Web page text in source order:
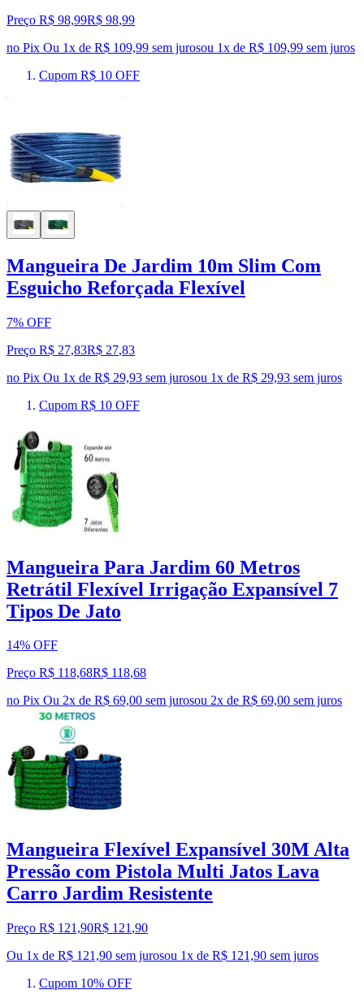
Preço R$ 98,99R$ 98,99
no Pix Ou 1x de R$ 109,99 sem jurosou 1x de R$ 109,99 sem juros
Cupom R$ 10 OFF
Mangueira De Jardim 10m Slim Com
Esguicho Reforçada Flexível
7% OFF
Preço R$ 27,83R$ 27,83
no Pix Ou 1x de R$ 29,93 sem jurosou 1x de R$ 29,93 sem juros
Cupom R$ 10 OFF
Mangueira Para Jardim 60 Metros
Retrátil Flexível Irrigação Expansível 7
Tipos De Jato
14% OFF
Preço R$ 118,68R$ 118,68
no Pix Ou 2x de R$ 69,00 sem jurosou 2x de R$ 69,00 sem juros
Mangueira Flexível Expansível 30M Alta
Pressão com Pistola Multi Jatos Lava
Carro Jardim Resistente
Preço R$ 121,90R$ 121 ,90
Ou 1x de R$ 121,90 sem jurosou 1x de R$ 121,90 sem juros
Cupom 10% OFF